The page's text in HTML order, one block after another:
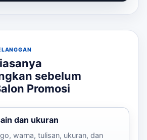
sebelum
Promosi
dan ukuran
warna, tulisan, ukuran, dan